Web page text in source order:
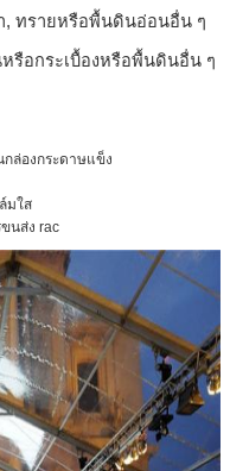
, ทรายหรือพื้นดินอ่อนอื่น ๆ
อกระเบื้องหรือพื้นดินอื่น ๆ
ล่องกระดาษแข็ง
มใส
นส่ง rac